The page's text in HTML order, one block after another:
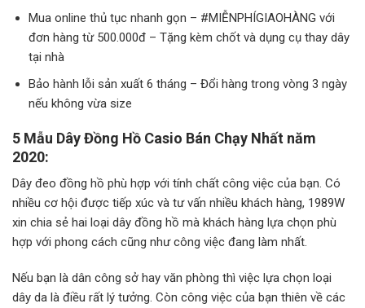
Mua online thủ tục nhanh gọn – #MIỄNPHÍGIAOHÀNG với
đơn hàng từ 500.000đ – Tặng kèm chốt và dụng cụ thay dây
tại nhà
Bảo hành lỗi sản xuất 6 tháng – Đổi hàng trong vòng 3 ngày
nếu không vừa size
5 Mẫu Dây Đồng Hồ Casio Bán Chạy Nhất năm
2020:
Dây đeo đồng hồ phù hợp với tính chất công việc của bạn. Có
nhiều cơ hội được tiếp xúc và tư vấn nhiều khách hàng, 1989W
xin chia sẻ hai loại dây đồng hồ mà khách hàng lựa chọn phù
hợp với phong cách cũng như công việc đang làm nhất.
Nếu bạn là dân công sở hay văn phòng thì việc lựa chọn loại
dây da là điều rất lý tưởng. Còn công việc của bạn thiên về các